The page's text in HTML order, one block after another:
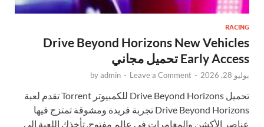
RACING
Drive Beyond Horizons New Vehicles
Early Access تحميل مجاني
يوليو 28, 2026 -
byadmin - Leave a Comment
تحميل Drive Beyond Horizons للكمبيوتر Torrent تقدم لعبة
Drive Beyond Horizons تجربة فريدة ومشوقة تمتزج فيها
عناصر الأكشن والمغامرات في عالم مفتوح. تأخذك اللعبة إلى